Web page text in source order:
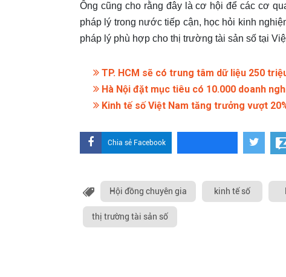
Ông cũng cho rằng đây là cơ hội để các cơ
pháp lý trong nước tiếp cận, học hỏi kinh
pháp lý phù hợp cho thị trường tài sản số tại
TP. HCM sẽ có trung tâm dữ liệu 250
Hà Nội đặt mục tiêu có 10.000 doanh
Kinh tế số Việt Nam tăng trưởng vượt
Chia sẻ Facebook
Hội đồng chuyên gia kinh tế số
thị trường tài sản số